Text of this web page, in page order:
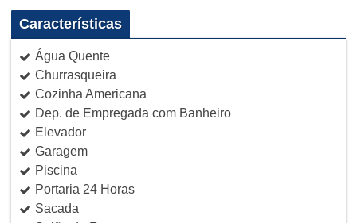
Características
Água Quente
Churrasqueira
Cozinha Americana
Dep. de Empregada com Banheiro
Elevador
Garagem
Piscina
Portaria 24 Horas
Sacada